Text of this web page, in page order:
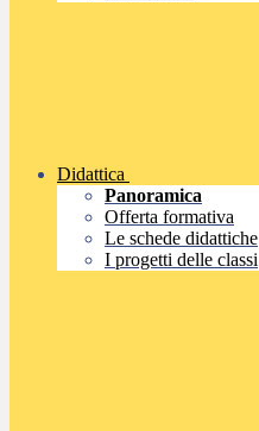
Didattica
Panoramica
Offerta formativa
Le schede didattiche
I progetti delle classi